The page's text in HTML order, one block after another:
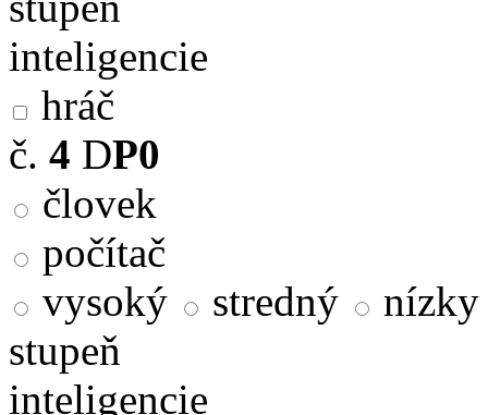
inteligencie
hráč
č. 4 DP0
človek
počítač
vysoký
stredný
nízky
stupeň
inteligencie